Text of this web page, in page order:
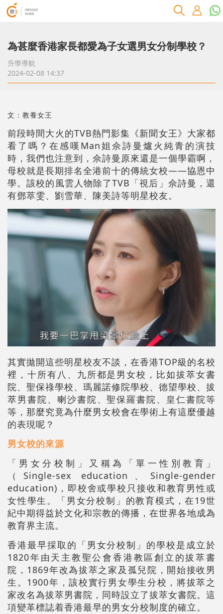
為甚麼香港家長都愛為子女選男女分制學校？
升學導航
2024-02-08 14:37
文：教養女王
前段時間大火的TVB熱門影集《新聞女王》大家都
看了嗎？在感嘆Man姐佘詩曼爐火純青的演技
時，我們也注意到，佘詩曼原來還是一個學霸啊，
母校就是長期排名全港前十的傳統女校——協恩中
學。該校的風雲人物除了TVB「視后」佘詩曼，還
有鄧萃雯、劉雪華、陳美詩等明星校友。
其實拋開這些明星校友不談，在香港TOP級的名校
裡，十所有八、九所都是男女校，比如拔萃女書
院、聖保祿學校、瑪麗諾修院學校、德望學校、拔
萃男書院、喇沙書院、聖保羅書院、皇仁書院等
等，那麼究竟為什麼男女校會在學術上有這麼優越
的表現呢？
男女校的來源
「男女分校制」又稱為「單一性別教育」
（Single-sex education、Single-gender
education)，即校舍或學校只接收和教育男性或
女性學生。「男女分校制」的教育模式，在19世
紀中期得益於文化和宗教的傳播，在世界各地成為
教育界主流。
香港最早採取的「男女分校制」的學校是成立於
1820年由天主教聖公會香港教區創立的拔萃書
院，1869年改為拔萃之家及孤兒院，開始接收男
生。1900年，該校實行男女學生分校，將拔萃之
家改名為拔萃男書院，同時設立了拔萃女書院。這
項變革標誌着香港最早的男女分校制度的確立。